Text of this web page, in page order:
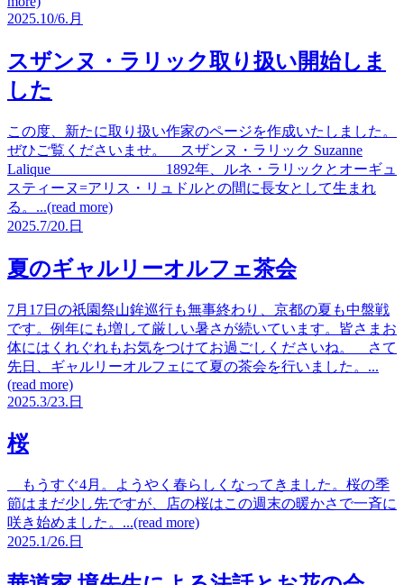
2025.10/6. 月
スザンヌ・ラリック取り扱い開始しま
した
この度、新たに取り扱い作家のページを作成いたしました。
ぜひご覧くださいませ。 スザンヌ・ラリック Suzanne
Lalique 1892年、ルネ・ラリックとオーギュ
スティーヌ=アリス・リュドルとの間に長女として生まれ
る。...(read more)
2025.7/20. 日
夏のギャルリーオルフェ茶会
7月17日の祇園祭山鉾巡行も無事終わり、京都の夏も中盤戦
です。例年にも増して厳しい暑さが続いています。皆さまお
体にはくれぐれもお気をつけてお過ごしくださいね。 さて
先日、ギャルリーオルフェにて夏の茶会を行いました。...
(read more)
2025.3/23. 日
桜
もうすぐ4月。ようやく春らしくなってきました。桜の季
節はまだ少し先ですが、店の桜はこの週末の暖かさで一斉に
咲き始めました。...(read more)
2025.1/26. 日